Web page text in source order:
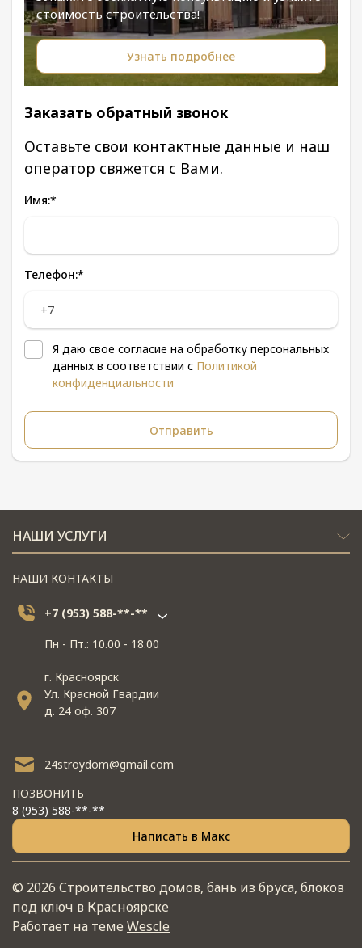
стоимость строительства!
Узнать подробнее
Заказать обратный звонок
Оставьте свои контактные данные и наш
оператор свяжется с Вами.
Имя:*
Телефон:*
Я даю свое согласие на обработку персональных
данных в соответствии с Политикой
конфиденциальности
НАШИ УСЛУГИ
НАШИ КОНТАКТЫ
+7 (953) 588-**-**
Пн - Пт.: 10.00 - 18.00
г. Красноярск
Ул. Красной Гвардии
д. 24 оф. 307
24stroydom@gmail.com
ПОЗВОНИТЬ
8 (953) 588-**-**
Написать в Макс
© 2026 Строительство домов, бань из бруса, блоков
под ключ в Красноярске
Работает на темеWescle